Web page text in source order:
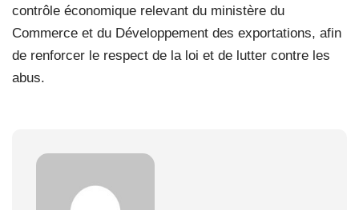
contrôle économique relevant du ministère du
Commerce et du Développement des exportations, afin
de renforcer le respect de la loi et de lutter contre les
abus.